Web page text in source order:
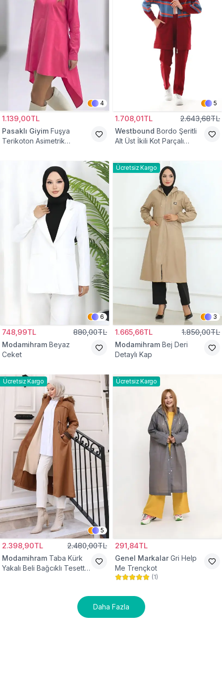
4
1.139,00TL
Pasaklı Giyim Fuşya
Terikoton Asimetrik
5
1.708,01TL 2.643,68TL
Westbound Bordo Şeritli
Alt Üst İkili Kot Parçalı
6
748,99TL 880,00TL
Modamihram Beyaz
Ceket
Ücretsiz Kargo
3
1.665,66TL 1.850,00TL
Modamihram Bej Deri
Detaylı Kap
Ücretsiz Kargo
5
2.398,90TL 2.480,00TL
Modamihram Taba Kürk
Yakalı Beli Bağcıklı Tesettür
Ücretsiz Kargo
291,84TL
Genel Markalar Gri Help
Me Trençkot
(1)
Daha Fazla